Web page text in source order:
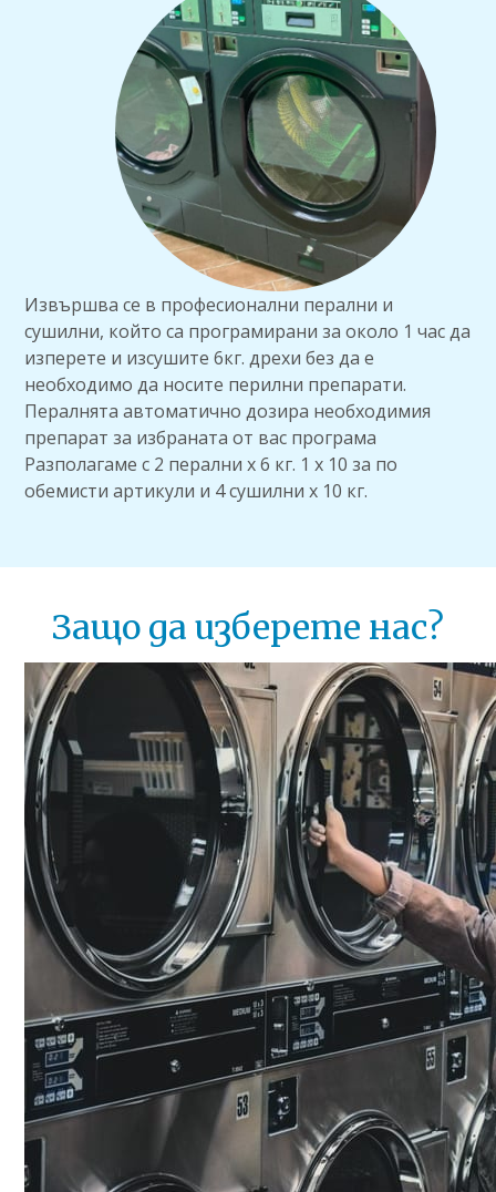
Извършва се в професионални перални и
сушилни, който са програмирани за около 1 час да
изперете и изсушите 6кг. дрехи без да е
необходимо да носите перилни препарати.
Пералнята автоматично дозира необходимия
препарат за избраната от вас програма
Разполагаме с 2 перални х 6 кг. 1 х 10 за по
обемисти артикули и 4 сушилни х 10 кг.
Защо да изберете нас?